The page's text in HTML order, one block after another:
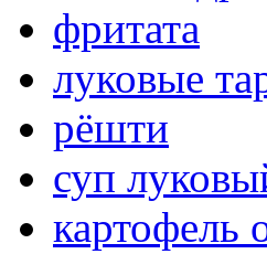
фритата
луковые
рёшти
суп
картофель